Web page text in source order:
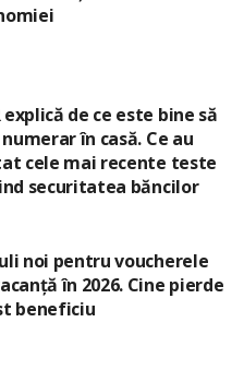
explică de ce este bine să
în casă. Ce au
cele mai recente teste
securitatea băncilor
noi pentru voucherele
în 2026. Cine pierde
beneficiu